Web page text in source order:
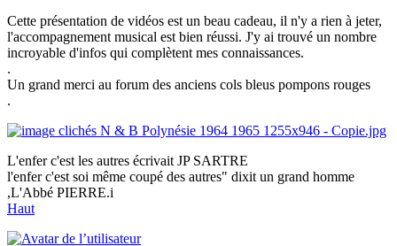
Cette présentation de vidéos est un beau cadeau, il n'y a rien à jeter,
l'accompagnement musical est bien réussi. J'y ai trouvé un nombre
incroyable d'infos qui complètent mes connaissances.
.
Un grand merci au forum des anciens cols bleus pompons rouges
.
L'enfer c'est les autres écrivait JP SARTRE
l'enfer c'est soi même coupé des autres" dixit un grand homme
,L'Abbé PIERRE.i
Haut